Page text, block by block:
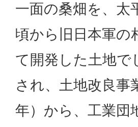
一面の桑畑を、太
頃から旧日本軍の
て開発した土地で
され、土地改良事
年）から、工業団